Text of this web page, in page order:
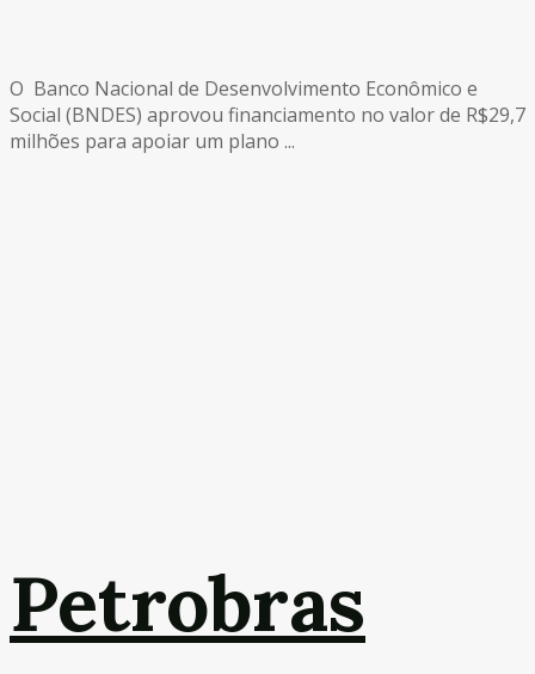
O Banco Nacional de Desenvolvimento Econômico e
Social (BNDES) aprovou financiamento no valor de R$29,7
milhões para apoiar um plano ...
Petrobras